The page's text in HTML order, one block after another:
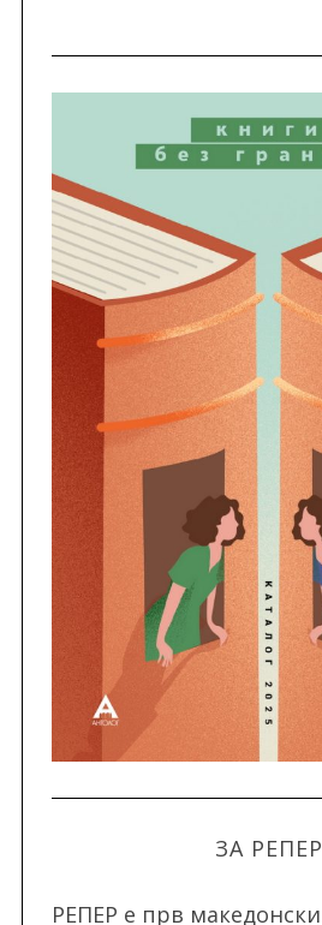
ЗА РЕПЕР
РЕПЕР e прв македонски